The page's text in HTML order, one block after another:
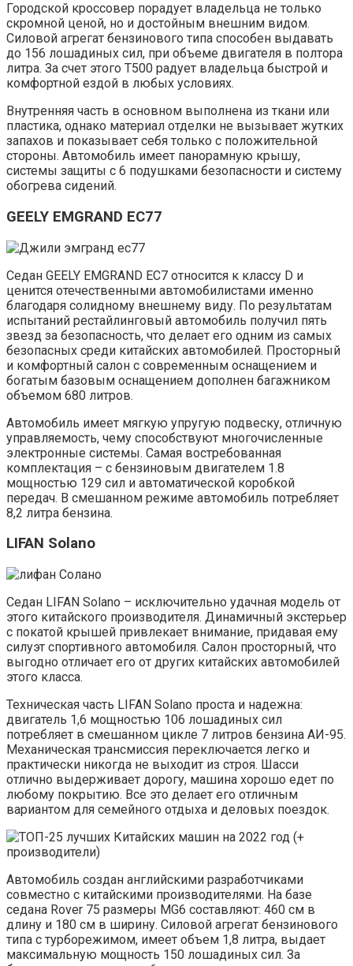
Городской кроссовер порадует владельца не только
скромной ценой, но и достойным внешним видом.
Силовой агрегат бензинового типа способен выдавать
до 156 лошадиных сил, при объеме двигателя в полтора
литра. За счет этого Т500 радует владельца быстрой и
комфортной ездой в любых условиях.
Внутренняя часть в основном выполнена из ткани или
пластика, однако материал отделки не вызывает жутких
запахов и показывает себя только с положительной
стороны. Автомобиль имеет панорамную крышу,
системы защиты с 6 подушками безопасности и систему
обогрева сидений.
GEELY EMGRAND EC77
Седан GEELY EMGRAND EC7 относится к классу D и
ценится отечественными автомобилистами именно
благодаря солидному внешнему виду. По результатам
испытаний рестайлинговый автомобиль получил пять
звезд за безопасность, что делает его одним из самых
безопасных среди китайских автомобилей. Просторный
и комфортный салон с современным оснащением и
богатым базовым оснащением дополнен багажником
объемом 680 литров.
Автомобиль имеет мягкую упругую подвеску, отличную
управляемость, чему способствуют многочисленные
электронные системы. Самая востребованная
комплектация – с бензиновым двигателем 1.8
мощностью 129 сил и автоматической коробкой
передач. В смешанном режиме автомобиль потребляет
8,2 литра бензина.
LIFAN Solano
Седан LIFAN Solano – исключительно удачная модель от
этого китайского производителя. Динамичный экстерьер
с покатой крышей привлекает внимание, придавая ему
силуэт спортивного автомобиля. Салон просторный, что
выгодно отличает его от других китайских автомобилей
этого класса.
Техническая часть LIFAN Solano проста и надежна:
двигатель 1,6 мощностью 106 лошадиных сил
потребляет в смешанном цикле 7 литров бензина АИ-95.
Механическая трансмиссия переключается легко и
практически никогда не выходит из строя. Шасси
отлично выдерживает дорогу, машина хорошо едет по
любому покрытию. Все это делает его отличным
вариантом для семейного отдыха и деловых поездок.
Автомобиль создан английскими разработчиками
совместно с китайскими производителями. На базе
седана Rover 75 размеры MG6 составляют: 460 см в
длину и 180 см в ширину. Силовой агрегат бензинового
типа с турборежимом, имеет объем 1,8 литра, выдает
максимальную мощность 150 лошадиных сил. За